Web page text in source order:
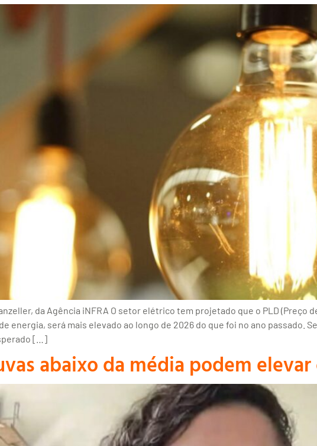
da Agência iNFRA O setor elétrico tem projetado que o PLD (Preço
energia, será mais elevado ao longo de 2026 do que foi no ano passado.
[…]
abaixo da média podem